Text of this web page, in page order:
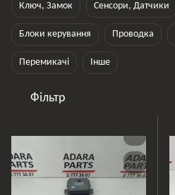
Ключ, Замок Сенсори, Датчики
Блоки керування Проводка
Перемикачі Інше
Фільтр